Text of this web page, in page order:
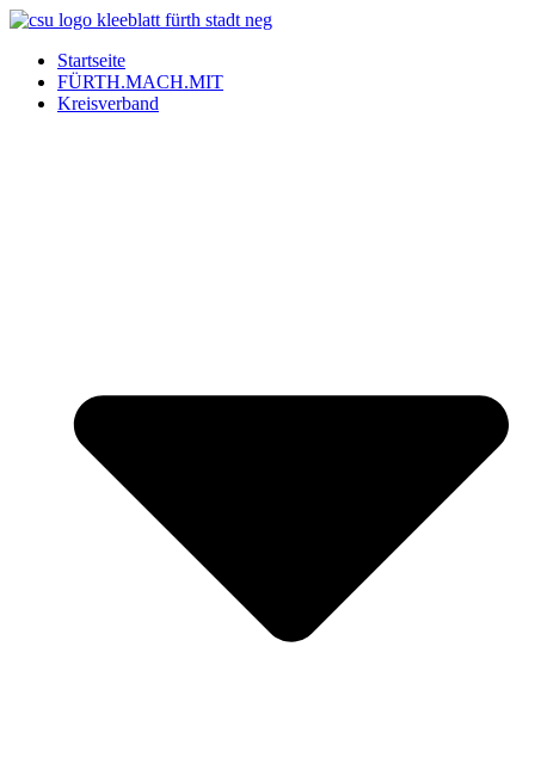
Startseite
FÜRTH.MACH.MIT
Kreisverband